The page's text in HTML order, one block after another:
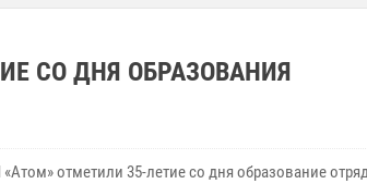
СО ДНЯ ОБРАЗОВАНИЯ
отметили 35-летие со дня образование